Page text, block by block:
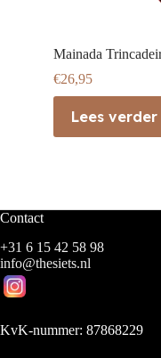
Mainada
€26,95
Lees verder
Contact
+31 6 15 42 58 98
info@thesiets.nl
KvK-nummer: 87868229